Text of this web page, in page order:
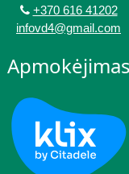
+370 616 41202
infovd4@gmail.com
Apmokėjimas